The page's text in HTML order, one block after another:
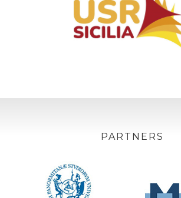
PARTNERS